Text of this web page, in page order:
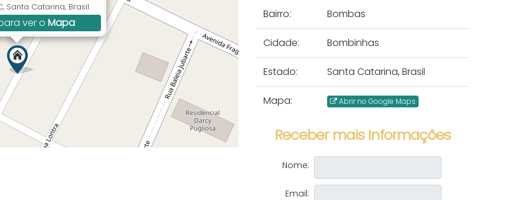
Santa Catarina, Brasil
ver o Mapa
Bairro: Bombas
Cidade: Bombinhas
Estado: Santa Catarina, Brasil
Mapa: Abrir no Google Maps
Receber mais Informações
Nome:
Email: